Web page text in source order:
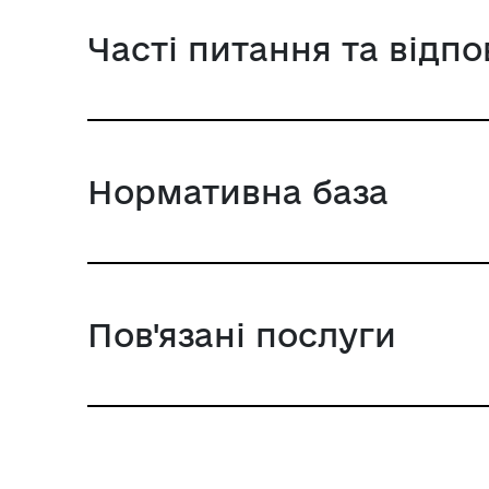
Часті питання та
Нормативна база
Пов'язані послуги